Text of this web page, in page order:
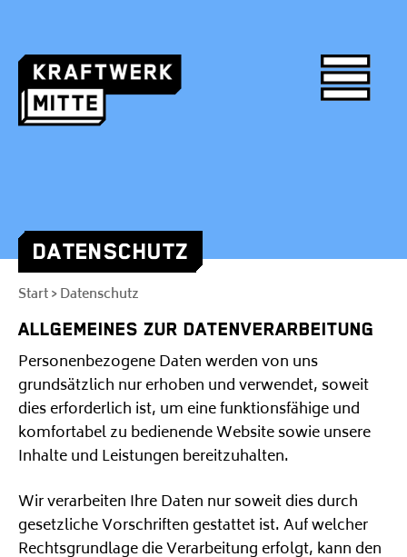
Skip
content
DATENSCHUTZ
Start>Datenschutz
ALLGEMEINES ZUR DATENVERARBEITUNG
Personenbezogene Daten werden von uns
grundsätzlich nur erhoben und verwendet, soweit
dies erforderlich ist, um eine funktionsfähige und
komfortabel zu bedienende Website sowie unsere
Inhalte und Leistungen bereitzuhalten.
Wir verarbeiten Ihre Daten nur soweit dies durch
gesetzliche Vorschriften gestattet ist. Auf welcher
Rechtsgrundlage die Verarbeitung erfolgt, kann den